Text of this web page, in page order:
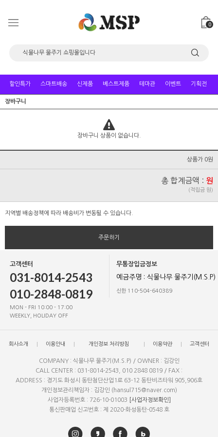
0
할인특가 스마트배송 신제품 베스트제품 테마관 이벤트 기획전
장바구니
장바구니 상품이 없습니다.
상품가 0원
총 합계금액 : 원
(적립금 원)
지역별 배송정책에 따라 배송비가 변동될 수 있습니다.
주문하기
고객센터
031-8014-2543
010-2848-0819
MON - FRI 10:00 - 17:00
WEEKLY, HOLIDAY OFF
무통장입금정보
예금주명 : 식물나무 물주기(M.S.P)
신한 110-504-640389
회사소개 이용안내 개인정보 처리방침 이용약관 고객센터
COMPANY : 식물나무 물주기(M.S.P) / OWNER : 김강인
CALL CENTER : 031-8014-2543, 010 2848 0819 / FAX :
ADDRESS : 경기도 화성시 동탄첨단산업1로 63-12 동탄비즈타워 905,906호
개인정보관리책임자 : 김강인 (hansul715@naver.com)
사업자등록번호 : 726-10-01003
[사업자정보확인]
통신판매업 신고번호 : 제 2020-화성동탄-0548 호